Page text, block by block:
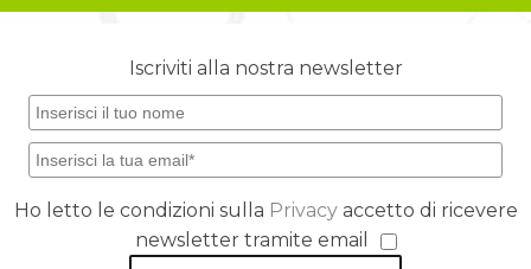
Iscriviti alla nostra newsletter
Ho letto le condizioni sulla Privacy accetto di ricevere
newsletter tramite email